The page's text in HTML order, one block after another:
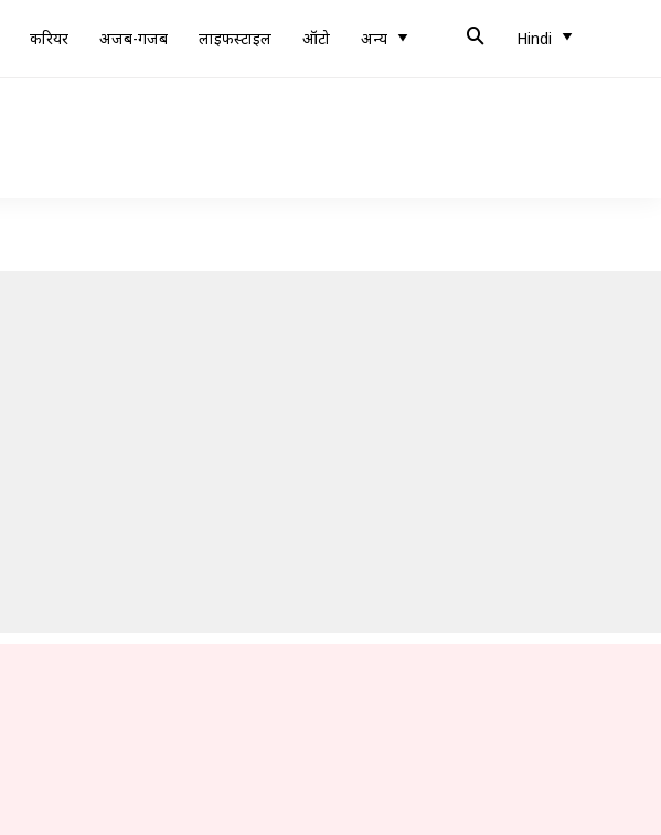
करियर अजब-गजब लाइफस्टाइल ऑटो अन्य Hindi